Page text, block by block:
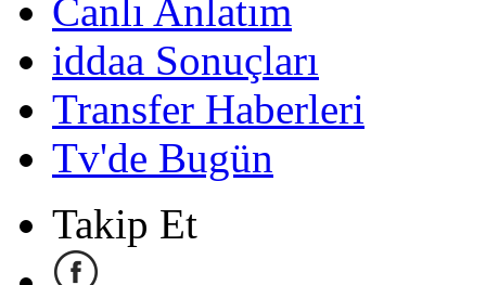
Canlı Anlatım
iddaa Sonuçları
Transfer Haberleri
Tv'de Bugün
Takip Et